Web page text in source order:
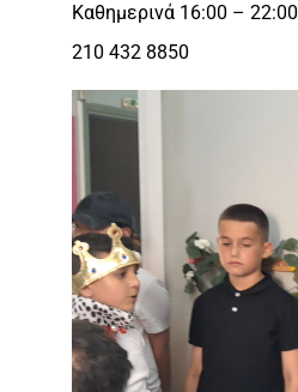
Καθημερινά 16:00 – 22:00
210 432 8850
Πρόγραμμα
Αναπαραγωγής
Βίντεο